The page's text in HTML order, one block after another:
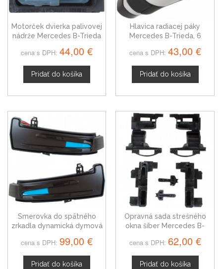
Motorček dvierka palivovej
nádrže Mercedes B-Trieda
cena s DPH: 44,00 €
Pridať do košíka
Hlavica radiacej páky
Mercedes B-Trieda, 6
cena s DPH: 43,00 €
Pridať do košíka
Smerovka do spätného
zrkadla dynamická dymová
B-Trieda 11-19
cena s DPH: 99,00 €
Pridať do košíka
Opravná sada strešného
okna šíber Mercedes B-
cena s DPH: 62,00 €
Pridať do košíka